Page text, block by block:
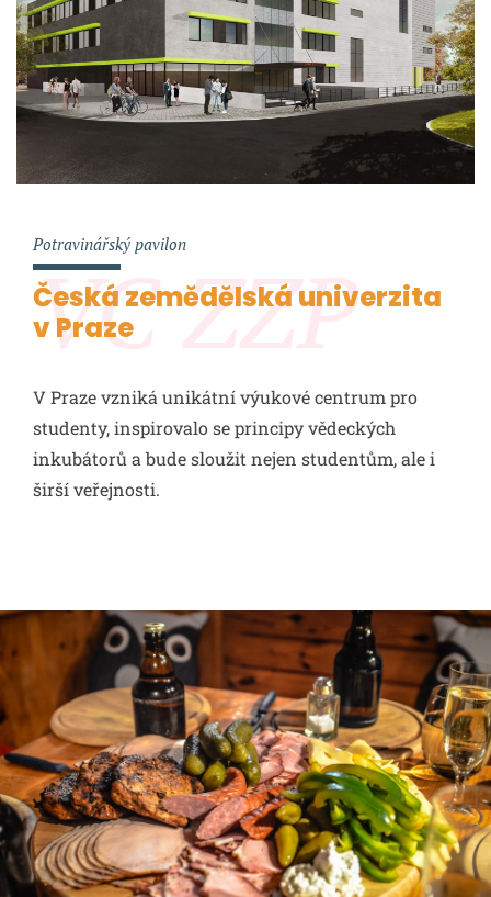
VC ZZP
Potravinářský pavilon
Česká zemědělská univerzita
v Praze
V Praze vzniká unikátní výukové centrum pro
studenty, inspirovalo se principy vědeckých
inkubátorů a bude sloužit nejen studentům, ale i
širší veřejnosti.